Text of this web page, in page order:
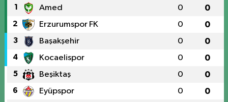
1 Amed 0 0
2 Erzurumspor FK 0 0
3 Başakşehir 0 0
4 Kocaelispor 0 0
5 Beşiktaş 0 0
6 Eyüpspor 0 0